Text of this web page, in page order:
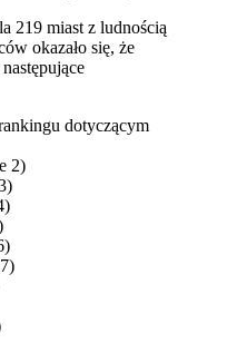
219 miast z ludnością
okazało się, że
dotyczącym
2)